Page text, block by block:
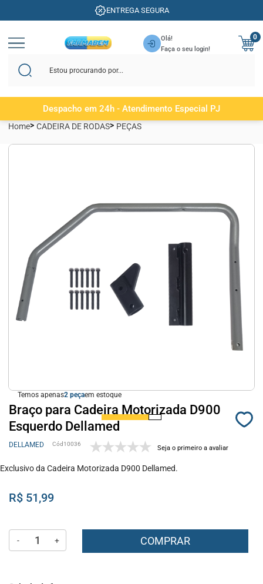
ENTREGA SEGURA
Olá!
Faça o seu login!
0
Despacho em 24h - Atendimento Especial PJ
Home CADEIRA DE RODAS PEÇAS
Temos apenas2 em estoque
Braço para Cadeira Motorizada D900
Esquerdo Dellamed
DELLAMED 10036 Seja o primeiro a avaliar
Exclusivo da Cadeira Motorizada D900 Dellamed.
R$ 51,99
- + COMPRAR